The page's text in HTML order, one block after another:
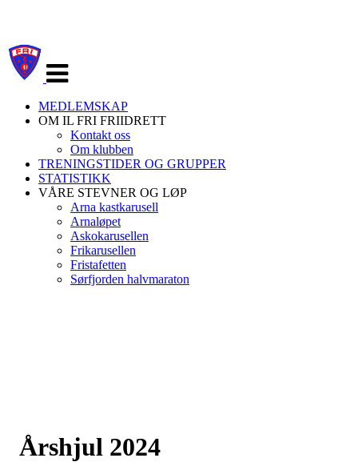
navigasjon
MEDLEMSKAP
OM IL FRI FRIIDRETT
Kontakt oss
Om klubben
TRENINGSTIDER OG GRUPPER
STATISTIKK
VÅRE STEVNER OG LØP
Arna kastkarusell
Arnaløpet
Askokarusellen
Frikarusellen
Fristafetten
Sørfjorden halvmaraton
Årshjul 2024